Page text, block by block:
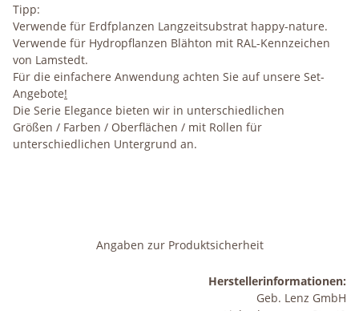
Tipp:
Verwende für Erdfplanzen Langzeitsubstrat happy-nature.
Verwende für Hydropflanzen Blähton mit RAL-Kennzeichen
von Lamstedt.
Für die einfachere Anwendung achten Sie auf unsere Set-
Angebote!
Die Serie Elegance bieten wir in unterschiedlichen
Größen / Farben / Oberflächen / mit Rollen für
unterschiedlichen Untergrund an.
Angaben zur Produktsicherheit
Herstellerinformationen:
Geb. Lenz GmbH